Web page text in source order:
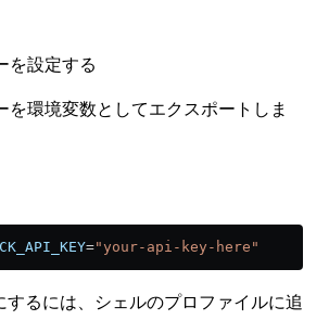
を設定する
を環境変数としてエクスポートしま
="your-api-key-here"
するには、シェルのプロファイルに追